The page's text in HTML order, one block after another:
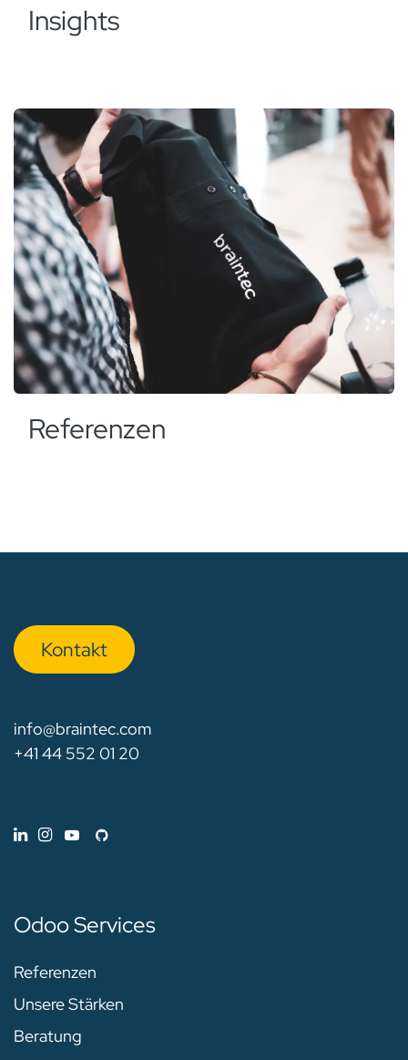
Insights
Referenzen
Kon​​​​​​ta​​kt
info@braintec.com
+41 44 552 01 20
Odoo Services
Referenzen
Unsere Stärken
Beratung